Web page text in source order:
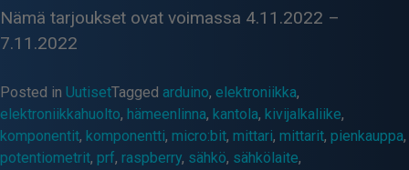
Nämä tarjoukset ovat voimassa 4.11.2022 –
7.11.2022
Posted in UutisetTagged arduino, elektroniikka,
elektroniikkahuolto, hämeenlinna, kantola, kivijalkaliike,
komponentit, komponentti, micro:bit, mittari, mittarit, pienkauppa,
potentiometrit, prf, raspberry, sähkö, sähkölaite,